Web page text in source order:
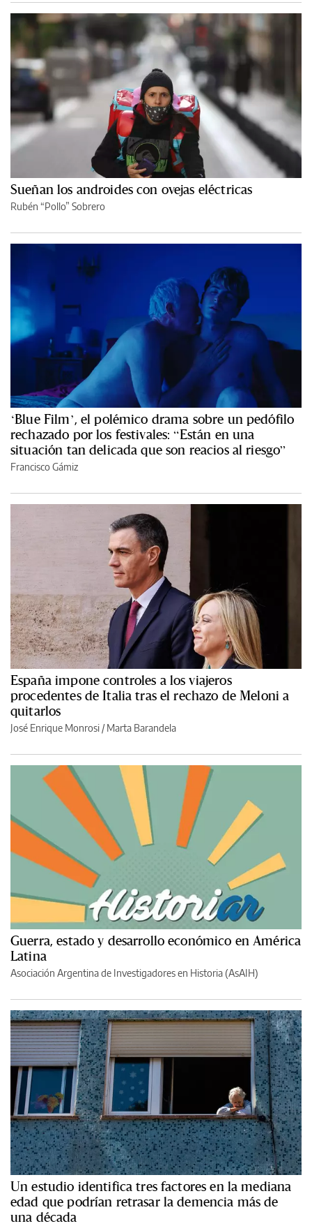
Sueñan los androides con ovejas eléctricas
Rubén “Pollo” Sobrero
‘Blue Film’, el polémico drama sobre un pedófilo
rechazado por los festivales: “Están en una
situación tan delicada que son reacios al riesgo”
Francisco Gámiz
España impone controles a los viajeros
procedentes de Italia tras el rechazo de Meloni a
quitarlos
José Enrique Monrosi / Marta Barandela
Guerra, estado y desarrollo económico en América
Latina
Asociación Argentina de Investigadores en Historia (AsAIH)
Un estudio identifica tres factores en la mediana
edad que podrían retrasar la demencia más de
una década